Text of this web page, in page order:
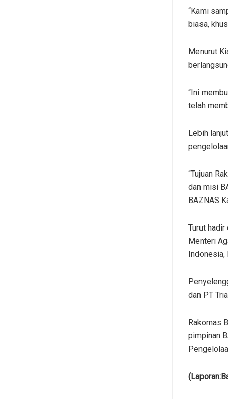
“Kami
biasa,
Menurut
“Ini
telah
Lebih
“Tujuan
dan misi
BAZNAS
Turut
Menteri
dan PT
Rakornas
pimpinan